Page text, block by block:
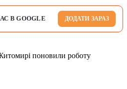
В GOOGLE ДОДАТИ ЗАРАЗ
поновили роботу